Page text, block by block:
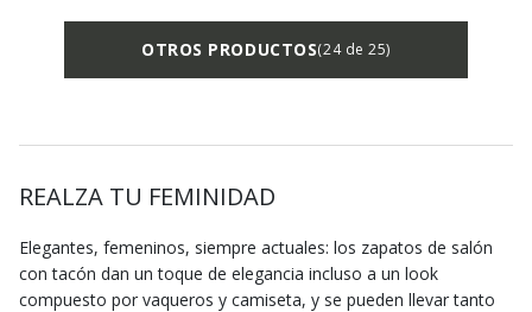
OTROS PRODUCTOS(24 de 25)
REALZA TU FEMINIDAD
Elegantes, femeninos, siempre actuales: los zapatos de salón
con tacón dan un toque de elegancia incluso a un look
compuesto por vaqueros y camiseta, y se pueden llevar tanto